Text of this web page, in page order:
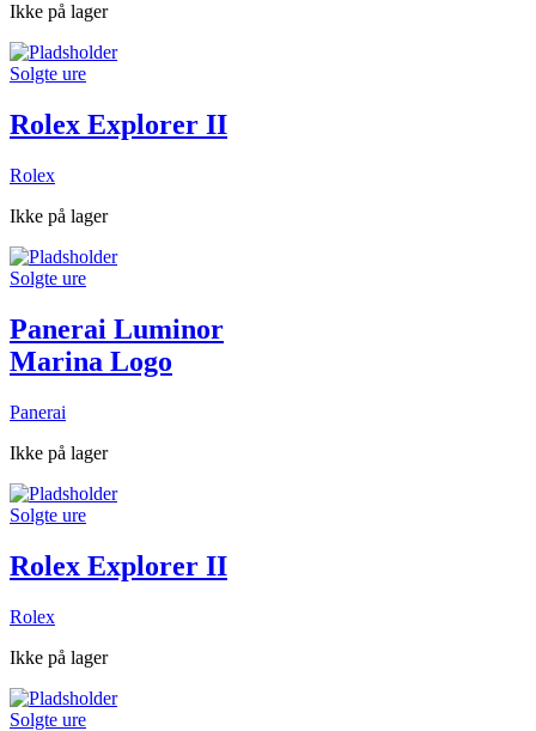
Ikke på lager
Solgte ure
Rolex Explorer II
Rolex
Ikke på lager
Solgte ure
Panerai Luminor
Marina Logo
Panerai
Ikke på lager
Solgte ure
Rolex Explorer II
Rolex
Ikke på lager
Solgte ure